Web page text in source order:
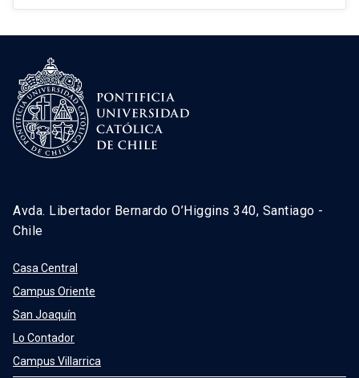
Avda. Libertador Bernardo O’Higgins 340, Santiago -
Chile
Casa Central
Campus Oriente
San Joaquín
Lo Contador
Campus Villarrica